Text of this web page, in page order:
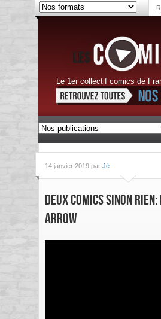
Le 1er collectif comics de
14 janvier 2019 par Jé
Deux Comics Sinon
Arrow